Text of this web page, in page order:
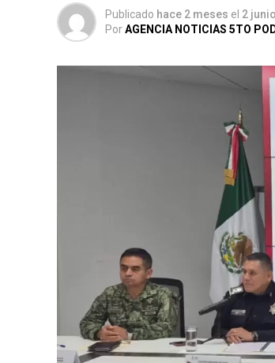
La coordinación tecnológica
105
delictivos. Además, se
vehiculares, reforzando la
Publicado hace 2 meses el 2
PorAGENCIA NOTICIAS 5TO